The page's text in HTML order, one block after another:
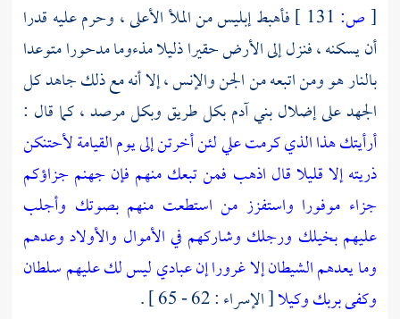
[ص:
فأهبط إبليس من الملأ الأعلى ، وحرم عليه قدرا
أن يسكنه ، فنزل إلى الأرض حقيرا ذليلا مذءوما مدحورا متوعدا
بالنار هو ومن اتبعه من الجن والإنس ، إلا أنه مع ذلك جاهد كل
الجهد على إضلال بني آدم بكل طريق وبكل مرصد ، كما قال :
أرأيتك هذا الذي كرمت علي لئن أخرتن إلى يوم القيامة لأحتنكن
ذريته إلا قليلا قال اذهب فمن تبعك منهم فإن جهنم جزاؤكم
جزاء موفورا واستفزز من استطعت منهم بصوتك وأجلب
عليهم بخيلك ورجلك وشاركهم في الأموال والأولاد وعدهم
وما يعدهم الشيطان إلا غروراإن عبادي ليس لك عليهم سلطان
وكفى بربك وكيلا[ الإسراء : 62 - 65 ] .